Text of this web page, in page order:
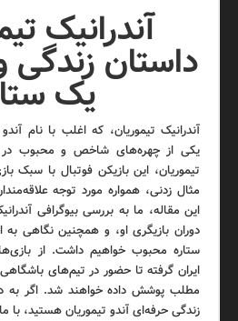
آندرانیک
داستان زندگی
یک
آندرانیک تیموریان، که اغلب با نام
یکی از چهره‌های شاخص و محبوب در
تیموریان، این بازیکن فوتبال با
مثال زدنی، همواره مورد توجه
این مقاله، ما به بررسی بیوگرافی
دوران بازیگری او، و همچنین نگاهی به
ستاره محبوب خواهیم داشت. از
ایران گرفته تا حضور در تیم‌های
مطلب پوشش داده خواهند شد. اگر به
زندگی حرفه‌ای آندو تیموریان هستید، با